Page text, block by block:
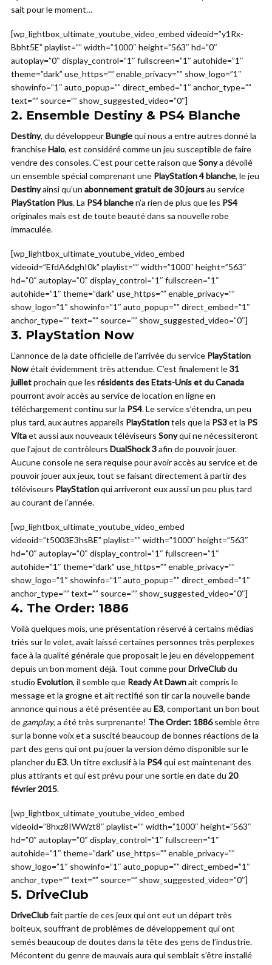
sait pour le moment…
[wp_lightbox_ultimate_youtube_video_embed videoid=”y1Rx-
Bbht5E” playlist=”” width=”1000″ height=”563″ hd=”0″
autoplay=”0″ display_control=”1″ fullscreen=”1″ autohide=”1″
theme=”dark” use_https=”” enable_privacy=”” show_logo=”1″
showinfo=”1″ auto_popup=”” direct_embed=”1″ anchor_type=””
text=”” source=”” show_suggested_video=”0″]
2. Ensemble Destiny & PS4 Blanche
Destiny, du développeurBungiequi nous a entre autres donné la
franchiseHalo, est considéré comme un jeu susceptible de faire
vendre des consoles. C’est pour cette raison queSonya dévoilé
un ensemble spécial comprenant une PlayStation 4 blanche, le jeu
Destinyainsi qu’un abonnement gratuit de 30 joursau service
PlayStation Plus. La PS4 blanchen’a rien de plus que les PS4
originales mais est de toute beauté dans sa nouvelle robe
immaculée.
[wp_lightbox_ultimate_youtube_video_embed
videoid=”EfdA6dghI0k” playlist=”” width=”1000″ height=”563″
hd=”0″ autoplay=”0″ display_control=”1″ fullscreen=”1″
autohide=”1″ theme=”dark” use_https=”” enable_privacy=””
show_logo=”1″ showinfo=”1″ auto_popup=”” direct_embed=”1″
anchor_type=”” text=”” source=”” show_suggested_video=”0″]
3. PlayStation Now
L’annonce de la date officielle de l’arrivée du service PlayStation
Nowétait évidemment très attendue. C’est finalement le31
juilletprochain que les résidents des Etats-Unis et du Canada
pourront avoir accès au service de location en ligne en
téléchargement continu sur la PS4. Le service s’étendra, un peu
plus tard, aux autres appareils PlayStationtels que la PS3et la PS
Vitaet aussi aux nouveaux téléviseurs Sonyqui ne nécessiteront
que l’ajout de contrôleurs DualShock 3afin de pouvoir jouer.
Aucune console ne sera requise pour avoir accès au service et de
pouvoir jouer aux jeux, tout se faisant directement à partir des
téléviseurs PlayStationqui arriveront eux aussi un peu plus tard
au courant de l’année.
[wp_lightbox_ultimate_youtube_video_embed
videoid=”t5003E3hsBE” playlist=”” width=”1000″ height=”563″
hd=”0″ autoplay=”0″ display_control=”1″ fullscreen=”1″
autohide=”1″ theme=”dark” use_https=”” enable_privacy=””
show_logo=”1″ showinfo=”1″ auto_popup=”” direct_embed=”1″
anchor_type=”” text=”” source=”” show_suggested_video=”0″]
4. The Order: 1886
Voilà quelques mois, une présentation réservé à certains médias
triés sur le volet, avait laissé certaines personnes très perplexes
face à la qualité générale que proposait le jeu en développement
depuis un bon moment déjà. Tout comme pourDriveClubdu
studio Evolution, il semble que Ready At Dawnait compris le
message et la grogne et ait rectifié son tir car la nouvelle bande
annonce qui nous a été présentée au E3, comportant un bon bout
de gamplay, a été très surprenante! The Order: 1886semble être
sur la bonne voix et a suscité beaucoup de bonnes réactions de la
part des gens qui ont pu jouer la version démo disponible sur le
plancher du E3. Un titre exclusif à la PS4qui est maintenant des
plus attirants et qui est prévu pour une sortie en date du 20
février 2015.
[wp_lightbox_ultimate_youtube_video_embed
videoid=”8hxz8IWWzt8″ playlist=”” width=”1000″ height=”563″
hd=”0″ autoplay=”0″ display_control=”1″ fullscreen=”1″
autohide=”1″ theme=”dark” use_https=”” enable_privacy=””
show_logo=”1″ showinfo=”1″ auto_popup=”” direct_embed=”1″
anchor_type=”” text=”” source=”” show_suggested_video=”0″]
5. DriveClub
DriveClubfait partie de ces jeux qui ont eut un départ très
boiteux, souffrant de problèmes de développement qui ont
semés beaucoup de doutes dans la tête des gens de l’industrie.
Mécontent du genre de mauvais aura qui semblait s’être installé